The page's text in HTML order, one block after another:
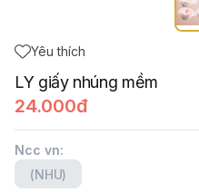
Yêu thích
LY giấy nhúng mềm
24.000đ
Ncc vn:
(NHU)